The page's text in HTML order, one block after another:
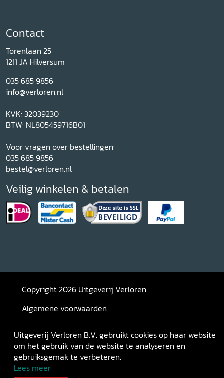
Contact
Torenlaan 25
1211 JA Hilversum
035 685 9856
info@verloren.nl
KVK: 32039230
BTW: NL805459716B01
Voor vragen over bestellingen:
035 685 9856
bestel@verloren.nl
Veilig winkelen & betalen
Copyright 2026 Uitgeverij Verloren
Algemene voorwaarden
Retourneren
Uitgeverij Verloren B.V. gebruikt cookies op haar website
om het gebruik van de website te analyseren en
gebruiksgemak te verbeteren.
Lees meer